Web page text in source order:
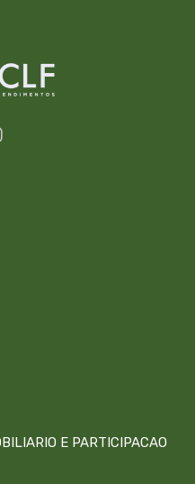
E PARTICIPACAO